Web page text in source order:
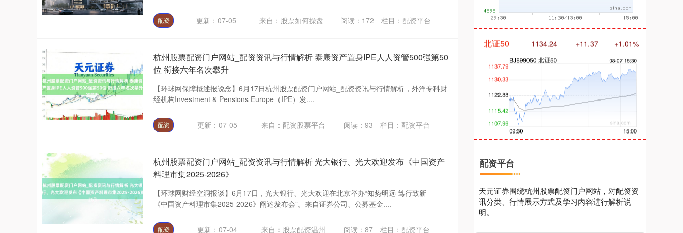
配资 更新：07-05 来自：股票如何操盘 阅读： 172 栏目： 配资平台
杭州股票配资门户网站_配资资讯与行情解析 泰康资产置身IPE人人资管500强第50
位 衔接六年名次攀升
【环球网保障概述报说念】6月17日杭州股票配资门户网站_配资资讯与行情解析，外洋专科财
经机构Investment & Pensions Europe（IPE）发....
配资 更新：07-05 来自：配资股票平台 阅读： 93 栏目： 配资平台
杭州股票配资门户网站_配资资讯与行情解析 光大银行、光大欢迎发布《中国资产
料理市集2025-2026》
【环球网财经空洞报谈】6月17日，光大银行、光大欢迎在北京举办“知势明远 笃行致新——
《中国资产料理市集2025-2026》阐述发布会”。来自证券公司、公募基金....
配资 更新：07-04 来自：股票配资温州 阅读： 87 栏目： 配资平台
北证50 1134.24 +11.37 +1.01%
创业板指 +1.35%
配资平台
天元证券围绕杭州股票配资门户网站，对配资资
讯分类、行情展示方式及学习内容进行解析说
明。